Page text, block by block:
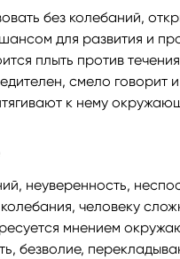
без колебаний,
для развития и
плыть против
смело говорит
к нему
неуверенность,
человеку
мнением
безволие,